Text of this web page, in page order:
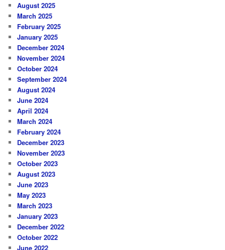
August 2025
March 2025
February 2025
January 2025
December 2024
November 2024
October 2024
September 2024
August 2024
June 2024
April 2024
March 2024
February 2024
December 2023
November 2023
October 2023
August 2023
June 2023
May 2023
March 2023
January 2023
December 2022
October 2022
June 2022